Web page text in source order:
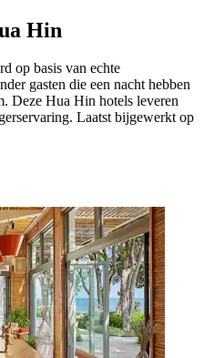
Hin
op basis van echte
gasten die een nacht hebben
Deze Hua Hin hotels leveren
Laatst bijgewerkt op